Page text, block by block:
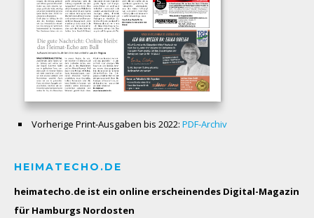
Vorherige Print-Ausgaben bis 2022: PDF-Archiv
HEIMATECHO.DE
heimatecho.de ist ein online erscheinendes Digital-Magazin
für Hamburgs Nordosten